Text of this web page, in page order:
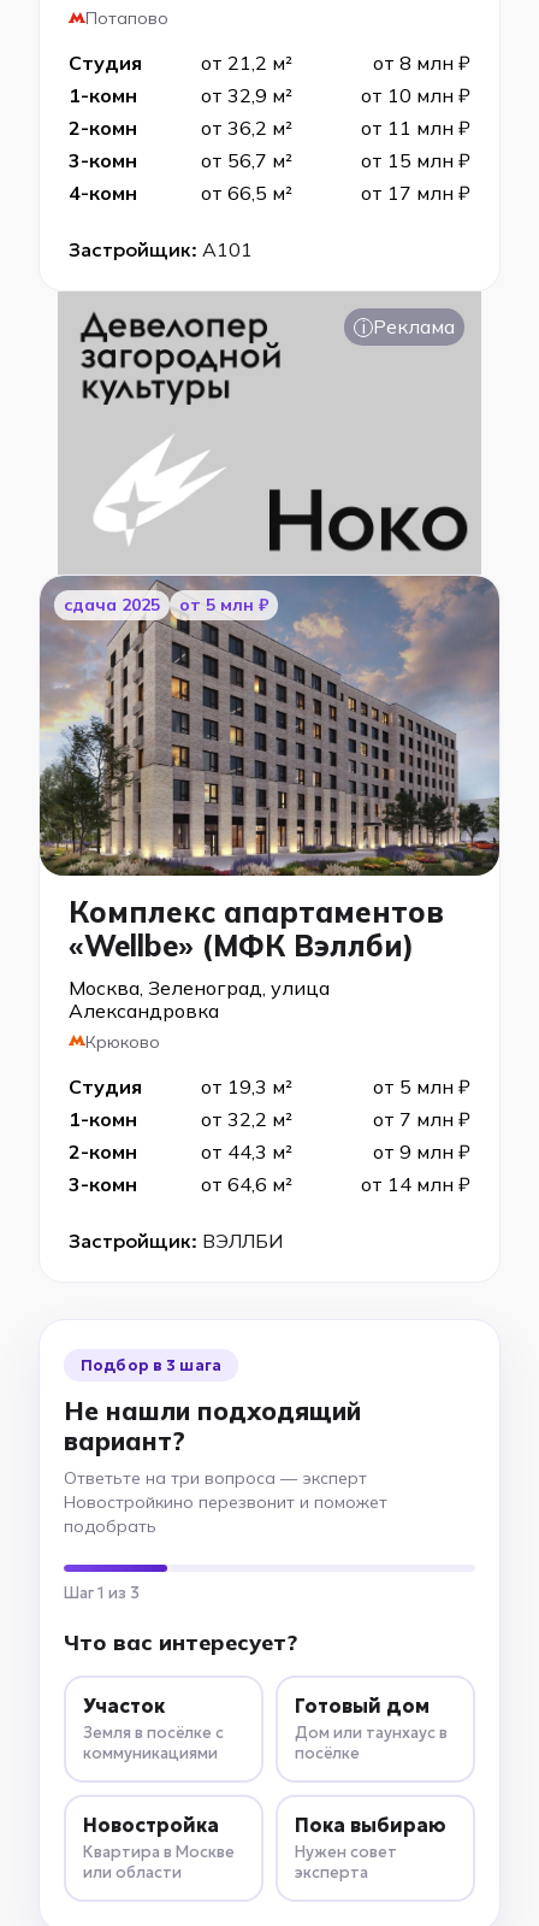
Потапово
Студия от 21,2 м²
от 8 млн ₽
1-комн
от 32,9 м²
от 10 млн ₽
2-комн
от 36,2 м²
от 11 млн ₽
3-комн
от 56,7 м²
от 15 млн ₽
4-комн
от 66,5 м² от 17 млн ₽
Застройщик: А101
i Реклама
cдача 2025 от 5 млн ₽
Комплекс апартаментов
«Wellbe» (МФК Вэллби)
Москва, Зеленоград, улица
Александровка
Крюково
Студия от 19,3 м²
от 5 млн ₽
1-комн
от 32,2 м²
от 7 млн ₽
2-комн
от 44,3 м²
от 9 млн ₽
3-комн
от 64,6 м² от 14 млн ₽
Застройщик: ВЭЛЛБИ
Подбор в 3 шага
Не нашли подходящий
вариант?
Ответьте на три вопроса — эксперт
Новостройкино перезвонит и поможет
подобрать
Шаг 1 из 3
Что вас интересует?
Участок
Земля в посёлке с
коммуникациями
Готовый дом
Дом или таунхаус в
посёлке
Новостройка
Квартира в Москве
или области
Пока выбираю
Нужен совет
эксперта